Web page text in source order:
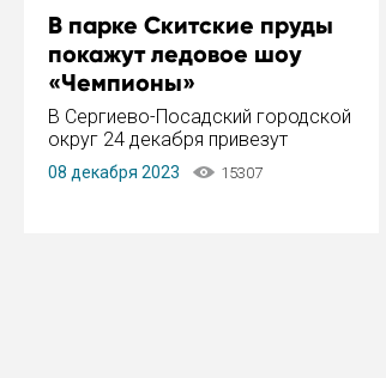
В парке Скитские пруды
покажут ледовое шоу
«Чемпионы»
В Сергиево-Посадский городской
округ 24 декабря привезут
ледовый тур «Чемпионы»
заслуженного мастера спорта,
08 декабря 2023 15307